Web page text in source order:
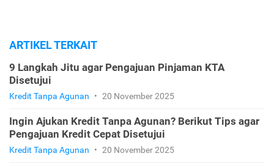
ARTIKEL TERKAIT
9 Langkah Jitu agar Pengajuan Pinjaman KTA
Disetujui
Kredit Tanpa Agunan • 20 November 2025
Ingin Ajukan Kredit Tanpa Agunan? Berikut Tips agar
Pengajuan Kredit Cepat Disetujui
Kredit Tanpa Agunan • 20 November 2025